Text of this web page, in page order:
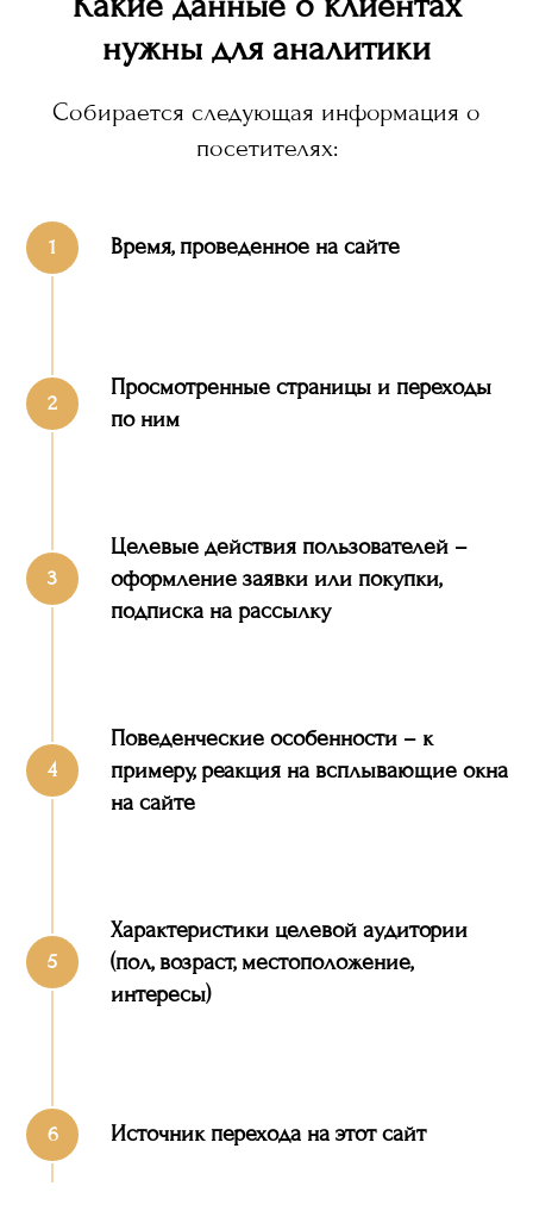
нужны для аналитики
Собирается следующая информация о
посетителях:
Время, проведенное на сайте
Просмотренные страницы и переходы
по ним
Целевые действия пользователей –
оформление заявки или покупки,
подписка на рассылку
Поведенческие особенности – к
примеру, реакция на всплывающие окна
на сайте
Характеристики целевой аудитории
(пол, возраст, местоположение,
интересы)
Источник перехода на этот сайт